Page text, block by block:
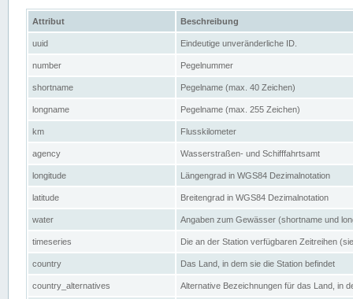
Attribut Beschreibung
uuid Eindeutige unveränderliche ID.
number Pegelnummer
shortname Pegelname (max. 40 Zeichen)
longname Pegelname (max. 255 Zeichen)
km Flusskilometer
agency Wasserstraßen- und Schifffahrtsamt
longitude Längengrad in WGS84 Dezimalnotation
latitude Breitengrad in WGS84 Dezimalnotation
water Angaben zum Gewässer (shortname und
timeseries Die an der Station verfügbaren Zeitreihen
country Das Land, in dem sie die Station befindet
country_alternatives Alternative Bezeichnungen für das Land, in